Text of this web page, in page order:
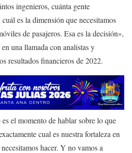
ingenieros, cuánta gente
es la dimensión que necesitamos
de pasajeros. Esa es la decisión»,
una llamada con analistas y
resultados financieros de 2022.
el momento de hablar sobre lo que
cual es nuestra fortaleza en
hacer. Y no vamos a